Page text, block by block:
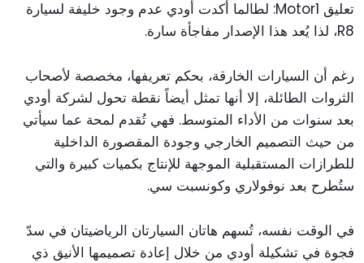
تعليق Motor1: لطالما أكدت أودي عدم وجود خليفة لسيارة
R8، لذا يُعد هذا الإصدار مفاجأة سارة.
رغم أن السيارات الخارقة، بحكم تعريفها، مخصصة لأصحاب
الثروات الطائلة، إلا أنها تمثل أيضاً نقطة تحول لشركة أودي
بعد سنوات من الأداء المتوسط. فهي تُقدم لمحة عما سيأتي
من حيث التصميم الخارجي وجودة المقصورة الداخلية
للطرازات المستقبلية الموجهة للإنتاج بكميات كبيرة والتي
ستُطرح بعد نوفولاري وكونسبت سي.
في الوقت نفسه، تُسهم هاتان السيارتان الرياضيتان في سدّ
فجوة في تشكيلة أودي من خلال إعادة تصميمها الأنيق ذي